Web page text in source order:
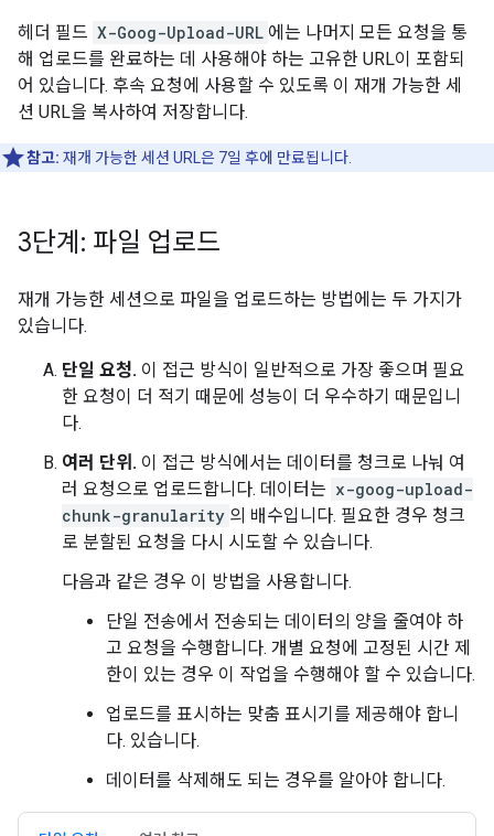
헤더 필드 X-Goog-Upload-URL 에는 나머지 모든 요청을 통
해 업로드를 완료하는 데 사용해야 하는 고유한 URL이 포함되
어 있습니다. 후속 요청에 사용할 수 있도록 이 재개 가능한 세
션 URL을 복사하여 저장합니다.
참고: 재개 가능한 세션 URL은 7일 후에 만료됩니다.
3단계: 파일 업로드
재개 가능한 세션으로 파일을 업로드하는 방법에는 두 가지가
있습니다.
단일 요청. 이 접근 방식이 일반적으로 가장 좋으며 필요
한 요청이 더 적기 때문에 성능이 더 우수하기 때문입니
다.
여러 단위. 이 접근 방식에서는 데이터를 청크로 나눠 여
러 요청으로 업로드합니다. 데이터는 x-goog-upload-
chunk-granularity 의 배수입니다. 필요한 경우 청크
로 분할된 요청을 다시 시도할 수 있습니다.
다음과 같은 경우 이 방법을 사용합니다.
단일 전송에서 전송되는 데이터의 양을 줄여야 하
고 요청을 수행합니다. 개별 요청에 고정된 시간 제
한이 있는 경우 이 작업을 수행해야 할 수 있습니다.
업로드를 표시하는 맞춤 표시기를 제공해야 합니
다. 있습니다.
데이터를 삭제해도 되는 경우를 알아야 합니다.